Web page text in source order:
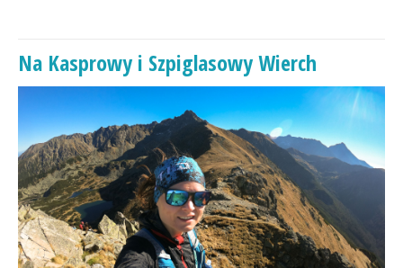
Na Kasprowy i Szpiglasowy Wierch